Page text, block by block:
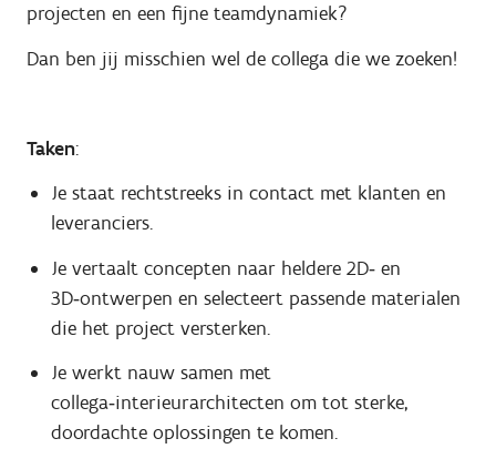
projecten en een fijne teamdynamiek?
Dan ben jij misschien wel de collega die we zoeken!
Taken:
Je staat rechtstreeks in contact met klanten en
leveranciers.
Je vertaalt concepten naar heldere 2D‑ en
3D‑ontwerpen en selecteert passende materialen
die het project versterken.
Je werkt nauw samen met
collega‑interieurarchitecten om tot sterke,
doordachte oplossingen te komen.